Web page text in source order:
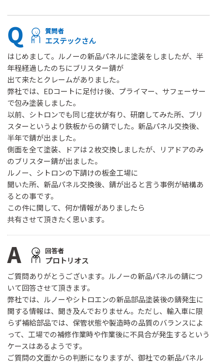
Q 質問者
エステックさん
はじめまして。ルノーの新品パネルに塗装をしましたが、半
年程経過したのちにブリスター錆が
出て来たとクレームがありました。
弊社では、EDコートに足付け後、プライマー、サフェーサー
で包み塗装しました。
以前、シトロンでも同じ症状が有り、研磨してみた所、ブリ
スターというより鉄板からの錆でした。新品パネル交換後、
半年で錆が出ました。
側面を全て塗装、ドアは２枚交換しましたが、リアドアのみ
のブリスター錆が出ました。
ルノー、シトロンの下請けの板金工場に
聞いた所、新品パネル交換後、錆が出ると言う事例が結構あ
るとの事です。
この件に関して、何か情報がありましたら
共有させて頂きたく思います。
A 回答者
プロトリオス
ご質問ありがとうございます。ルノーの新品パネルの錆につ
いて回答させて頂きます。
弊社では、ルノーやシトロエンの新品部品塗装後の錆発生に
関する情報は、聞き及んでおりません。ただし、輸入車に限
らず補給部品では、保管状態や製造時の品質のバランスによ
って、工場での補修作業時や作業後に不具合が発生するという
ケースはあるようです。
ご質問の文面からの判断になりますが、御社での新品パネル